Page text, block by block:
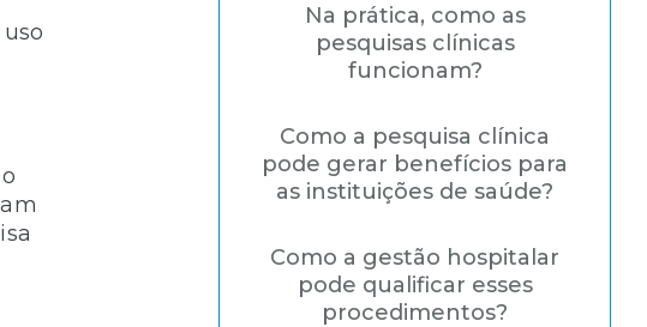
Na prática, como as
pesquisas clínicas
funcionam?
Como a pesquisa clínica
pode gerar benefícios para
as instituições de saúde?
Como a gestão hospitalar
pode qualificar esses
procedimentos?